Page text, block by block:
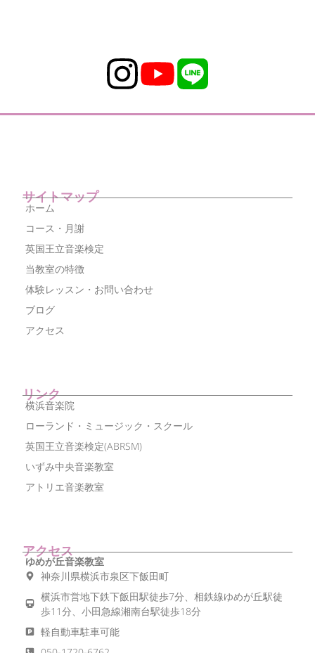
サイトマップ
ホーム
コース・月謝
英国王立音楽検定
当教室の特徴
体験レッスン・お問い合わせ
ブログ
アクセス
リンク
横浜音楽院
ローランド・ミュージック・スクール
英国王立音楽検定(ABRSM)
いずみ中央音楽教室
アトリエ音楽教室
アクセス
ゆめが丘音楽教室
神奈川県横浜市泉区下飯田町
横浜市営地下鉄下飯田駅徒歩7分、相鉄線ゆめが丘駅徒
歩11分、小田急線湘南台駅徒歩18分
軽自動車駐車可能